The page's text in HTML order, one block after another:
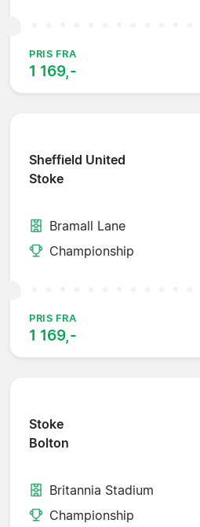
PRIS FRA
1 169,-
Sheffield United
Stoke
Bramall Lane
Championship
PRIS FRA
1 169,-
Stoke
Bolton
Britannia Stadium
Championship